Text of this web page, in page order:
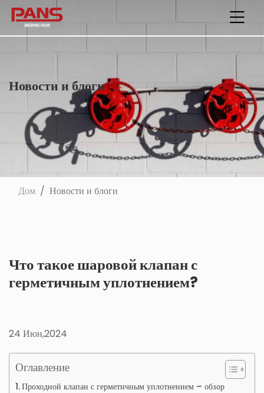
Новости и блоги
Дом Новости и блоги
Что такое шаровой клапан с
герметичным уплотнением?
24 Июн,2024
Оглавление
Проходной клапан с герметичным уплотнением – обзор